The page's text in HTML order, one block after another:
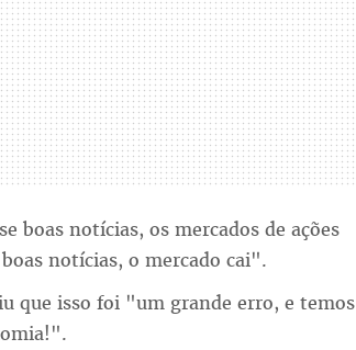
boas notícias, os mercados de ações
notícias, o mercado cai".
que isso foi "um grande erro, e temos